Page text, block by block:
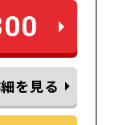
を見る